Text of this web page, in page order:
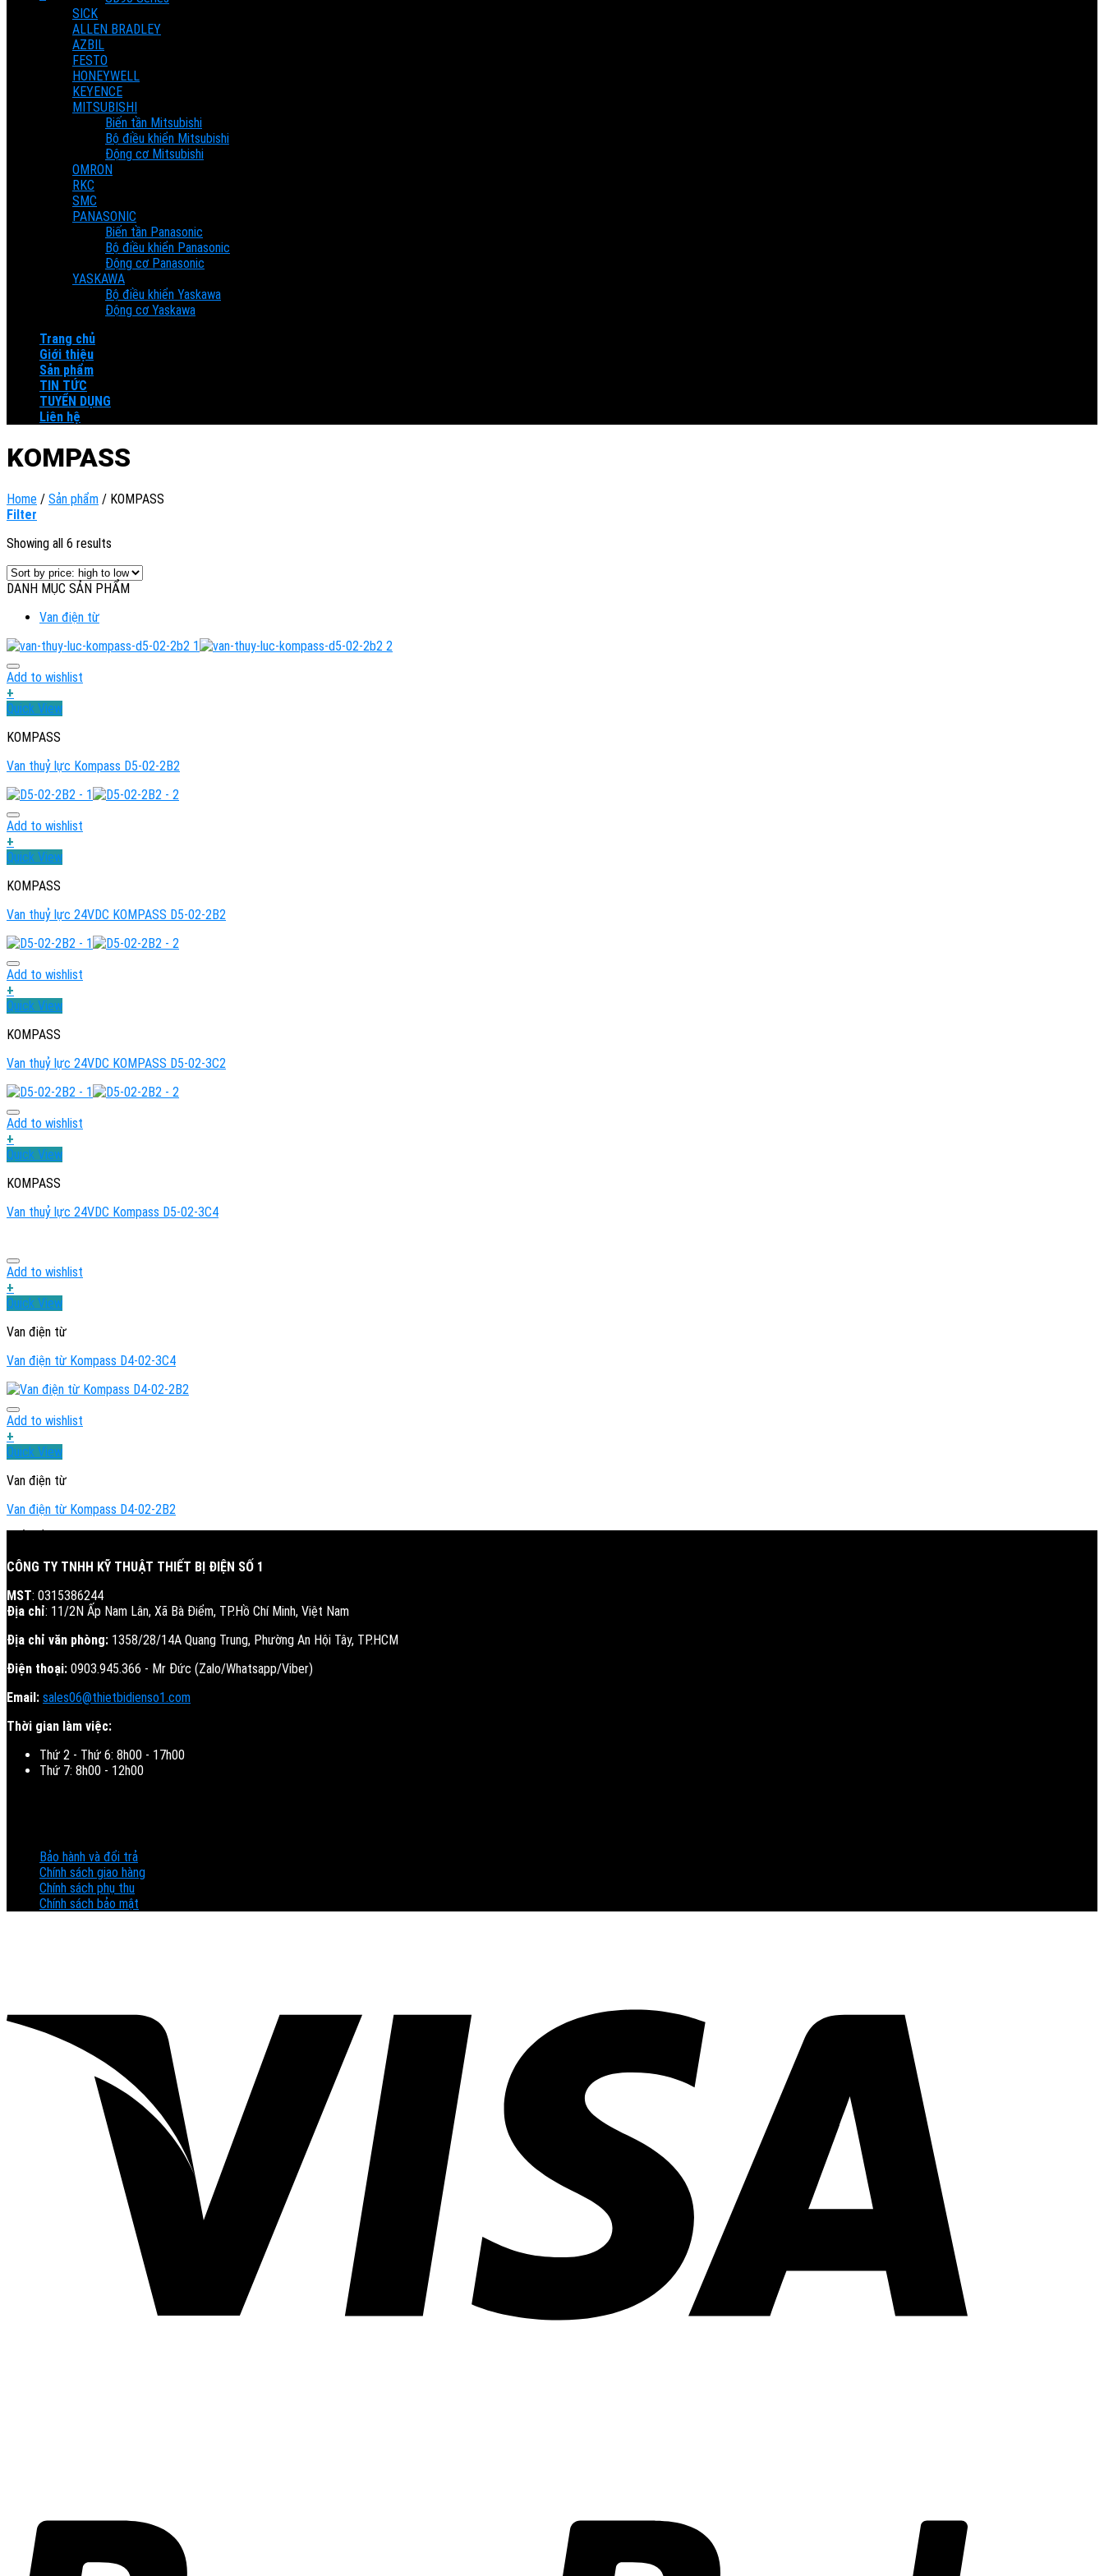
No products in the cart.
SICK
ALLEN BRADLEY
AZBIL
FESTO
HONEYWELL
KEYENCE
MITSUBISHI
Biến tần Mitsubishi
Bộ điều khiển Mitsubishi
Động cơ Mitsubishi
OMRON
RKC
SMC
PANASONIC
Biến tần Panasonic
Bộ điều khiển Panasonic
Động cơ Panasonic
YASKAWA
Bộ điều khiển Yaskawa
Động cơ Yaskawa
Trang chủ
Giới thiệu
Sản phẩm
TIN TỨC
TUYỂN DỤNG
Liên hệ
KOMPASS
Home / Sản phẩm / KOMPASS
Filter
Showing all 6 results
DANH MỤC SẢN PHẨM
Van điện từ
Add to wishlist
+
Quick View
KOMPASS
Van thuỷ lực Kompass D5-02-2B2
Add to wishlist
+
Quick View
KOMPASS
Van thuỷ lực 24VDC KOMPASS D5-02-2B2
Add to wishlist
+
Quick View
KOMPASS
Van thuỷ lực 24VDC KOMPASS D5-02-3C2
Add to wishlist
+
Quick View
KOMPASS
Van thuỷ lực 24VDC Kompass D5-02-3C4
Add to wishlist
+
Quick View
Van điện từ
Van điện từ Kompass D4-02-3C4
Add to wishlist
+
Quick View
Van điện từ
Van điện từ Kompass D4-02-2B2
CÔNG TY TNHH KỸ THUẬT THIẾT BỊ ĐIỆN SỐ 1
MST: 0315386244
Địa chỉ: 11/2N Ấp Nam Lân, Xã Bà Điểm, TP.Hồ Chí Minh, Việt Nam
Địa chỉ văn phòng: 1358/28/14A Quang Trung, Phường An Hội Tây, TP.HCM
Điện thoại: 0903.945.366 - Mr Đức (Zalo/Whatsapp/Viber)
Email: sales06@thietbidienso1.com
Thời gian làm việc:
Thứ 2 - Thứ 6: 8h00 - 17h00
Thứ 7: 8h00 - 12h00
Bảo hành và đổi trả
Chính sách giao hàng
Chính sách phụ thu
Chính sách bảo mật